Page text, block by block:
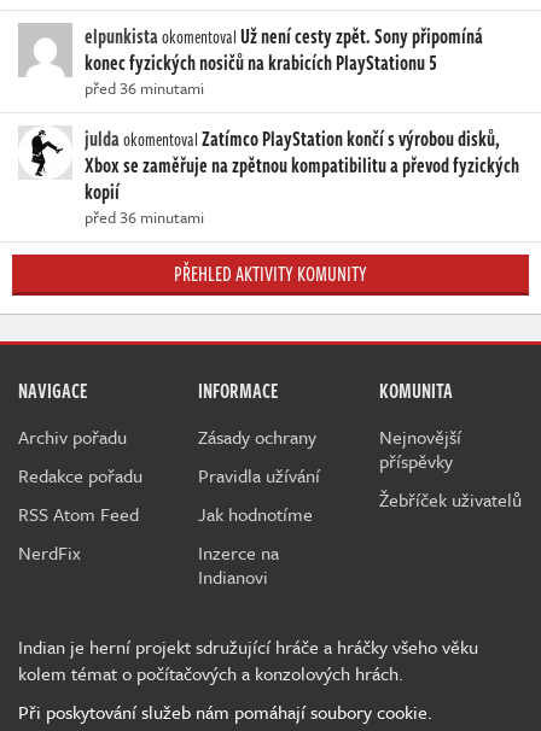
elpunkistaokomentovalUž není cesty zpět. Sony připomíná
konec fyzických nosičů na krabicích PlayStationu 5
před 36 minutami
juldaokomentovalZatímco PlayStation končí s výrobou disků,
Xbox se zaměřuje na zpětnou kompatibilitu a převod fyzických
kopií
před 36 minutami
PŘEHLED AKTIVITY KOMUNITY
NAVIGACE
Archiv pořadu
Redakce pořadu
RSS Atom Feed
NerdFix
INFORMACE
Zásady ochrany
Pravidla užívání
Jak hodnotíme
Inzerce na
Indianovi
KOMUNITA
Nejnovější
příspěvky
Žebříček uživatelů
Indian je herní projekt sdružující hráče a hráčky všeho věku
kolem témat o počítačových a konzolových hrách.
Při poskytování služeb nám pomáhají soubory cookie.